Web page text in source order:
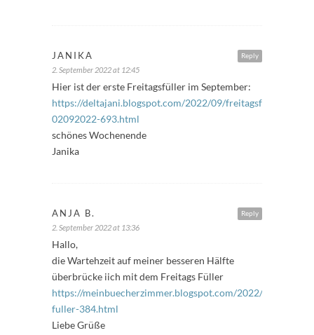
Reply
JANIKA
2. September 2022 at 12:45
Hier ist der erste Freitagsfüller im September:
https://deltajani.blogspot.com/2022/09/freitagsfuller-
02092022-693.html
schönes Wochenende
Janika
Reply
ANJA B.
2. September 2022 at 13:36
Hallo,
die Wartehzeit auf meiner besseren Hälfte
überbrücke iich mit dem Freitags Füller
https://meinbuecherzimmer.blogspot.com/2022/09/freitags-
fuller-384.html
Liebe Grüße